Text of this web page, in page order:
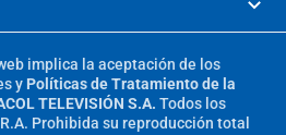
implica la aceptación de los
y Políticas de Tratamiento de la
TELEVISIÓN S.A. Todos los
Prohibida su reproducción total